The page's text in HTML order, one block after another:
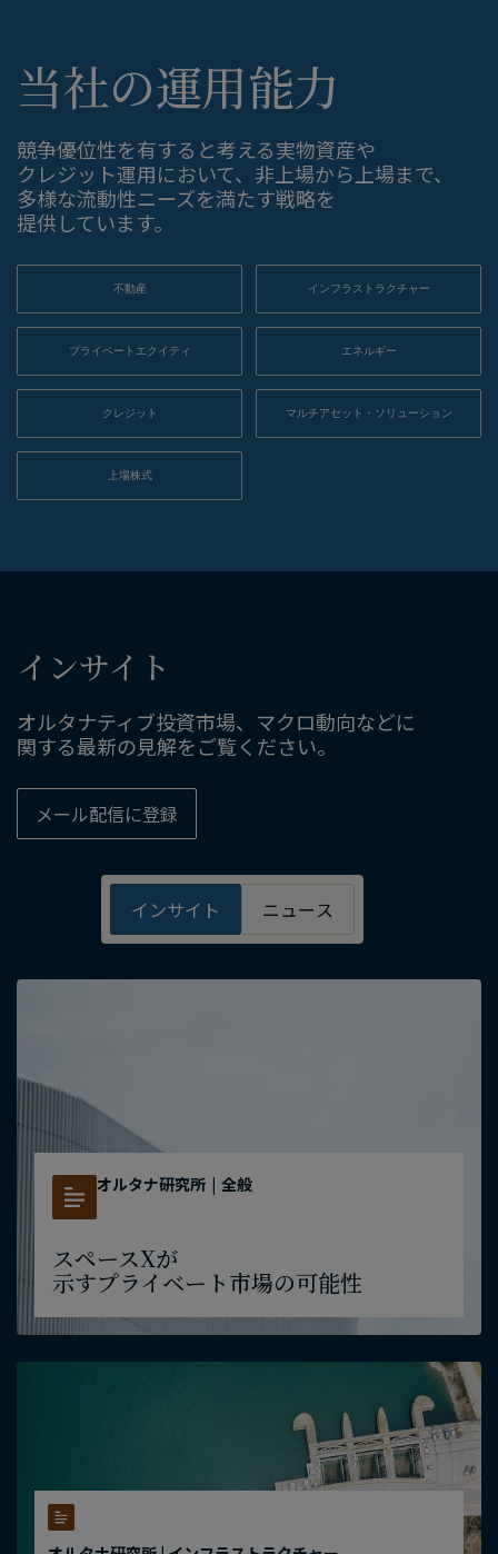
当社の​運用能力
競争優位性を​有すると​考える​実物資産や​
クレジット運用に​おいて、​非上場から​上場まで、​
多様な​流動性ニーズを​満たす戦略を​
提供しています。
不動産 インフラストラクチャー
プライベートエクイティ エネルギー
クレジット マルチアセット・ソリューション
上場株式
インサイト
オルタナティブ投資市場、​マクロ動向などに​
関する​最新の​見解を​ご覧ください。
メール配信に​登録
インサイト ニュース
オルタナ研究所 | 全般
スペースXが​
示すプライベート市場の​可能性